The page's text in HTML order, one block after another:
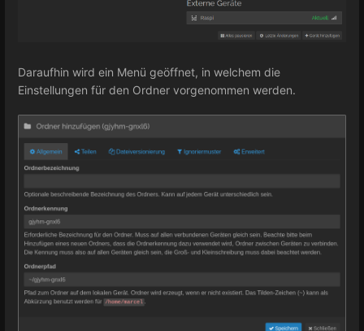
Daraufhin wird ein Menü geöffnet, in welchem die
Einstellungen für den Ordner vorgenommen werden.